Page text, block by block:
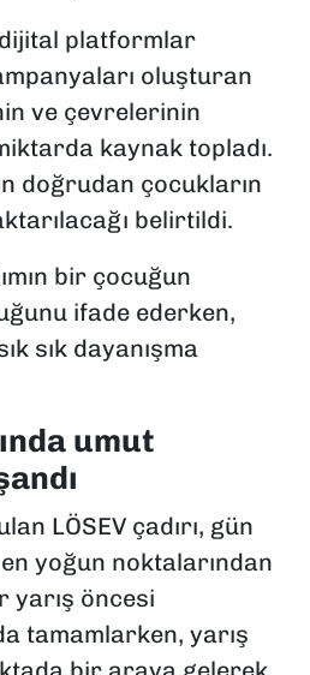
platformlar
oluşturan
ve çevrelerinin
kaynak topladı.
doğrudan çocukların
belirtildi.
bir çocuğun
ifade ederken,
sık dayanışma
umut
LÖSEV çadırı, gün
yoğun noktalarından
yarış öncesi
tamamlarken, yarış